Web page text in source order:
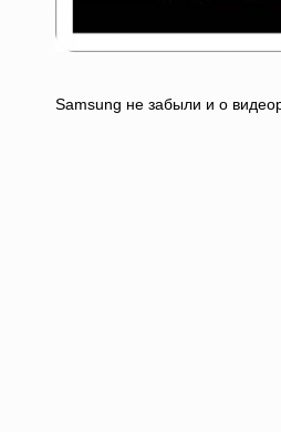
Samsung не забыли и о